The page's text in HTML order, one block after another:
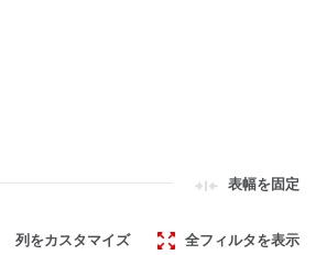
表幅を固定
列をカスタマイズ 全フィルタを表示